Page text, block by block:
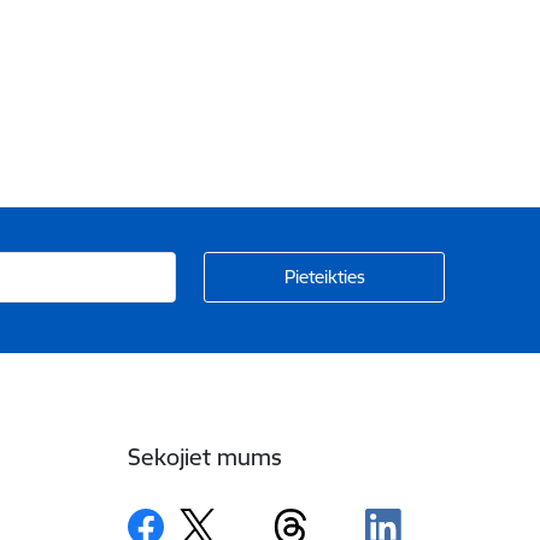
Sekojiet mums